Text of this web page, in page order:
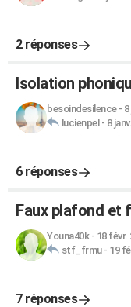
2 réponses
Isolation
besoindesilence-
lucienpel - 8
6 réponses
Faux plafond et
Youna40k- 18 févr.
stf_frmu- 19
7 réponses